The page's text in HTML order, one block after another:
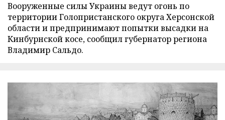
Вооруженные силы Украины ведут огонь по
территории Голопристанского округа Херсонской
области и предпринимают попытки высадки на
Кинбурнской косе, сообщил губернатор региона
Владимир Сальдо.